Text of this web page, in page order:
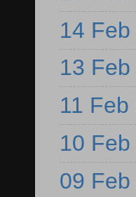
14 Feb
13 Feb
11 Feb
10 Feb
09 Feb